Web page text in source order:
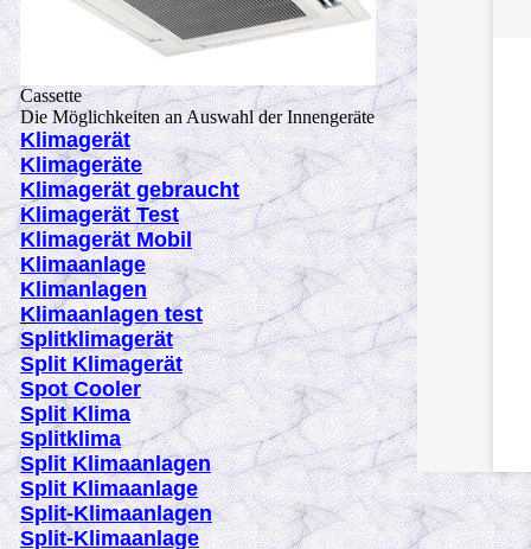
Cassette
Die Möglichkeiten an Auswahl der Innengeräte
Klimagerät
Klimageräte
Klimagerät gebraucht
Klimagerät Test
Klimagerät Mobil
Klimaanlage
K limanlagen
Klimaanlagentest
Splitklimagerät
Split Klimagerät
Spot Cooler
Split Klima
Splitklima
Split Klimaanlagen
Split Klimaanlage
Split-Klimaanlagen
Split-Klimaanlage